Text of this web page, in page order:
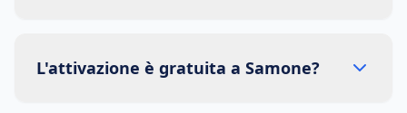
L'attivazione è gratuita a Samone?